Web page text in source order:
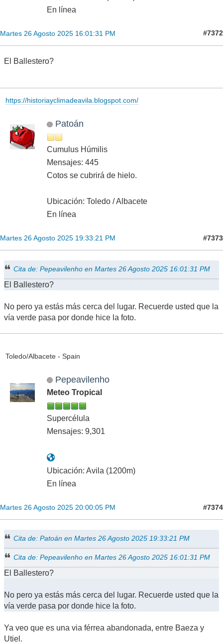
En línea
Martes 26 Agosto 2025 16:01:31 PM #7372
El Ballestero?
https://historiayclimadeavila.blogspot.com/
Patoán
Cumulus Húmilis
Mensajes: 445
Cotos se cubrirá de hielo.
Ubicación: Toledo / Albacete
En línea
Martes 26 Agosto 2025 19:33:21 PM #7373
Cita de: Pepeavilenho en Martes 26 Agosto 2025 16:01:31 PM
El Ballestero?
No pero ya estás más cerca del lugar. Recuerde usted que la
vía verde pasa por donde hice la foto.
Toledo/Albacete - Spain
Pepeavilenho
Meteo Tropical
Supercélula
Mensajes: 9,301
Ubicación: Avila (1200m)
En línea
Martes 26 Agosto 2025 20:00:05 PM #7374
Cita de: Patoán en Martes 26 Agosto 2025 19:33:21 PM
Cita de: Pepeavilenho en Martes 26 Agosto 2025 16:01:31 PM
El Ballestero?
No pero ya estás más cerca del lugar. Recuerde usted que la
vía verde pasa por donde hice la foto.
Ya veo que es una via férrea abandonada, entre Baeza y
Utiel.